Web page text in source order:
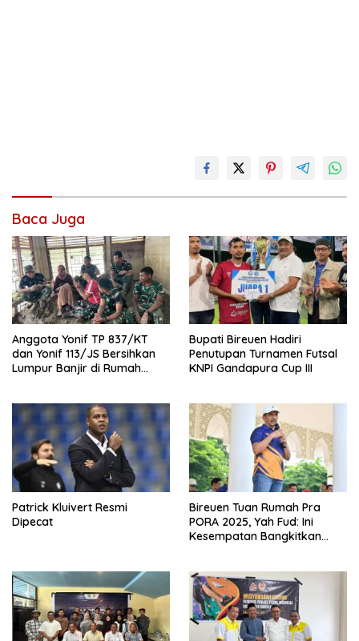
Baca Juga
Anggota Yonif TP 837/KT
dan Yonif 113/JS Bersihkan
Lumpur Banjir di Rumah
Bupati Bireuen Hadiri
Penutupan Turnamen Futsal
KNPI Gandapura Cup III
Patrick Kluivert Resmi
Dipecat
Bireuen Tuan Rumah Pra
PORA 2025, Yah Fud: Ini
Kesempatan Bangkitkan